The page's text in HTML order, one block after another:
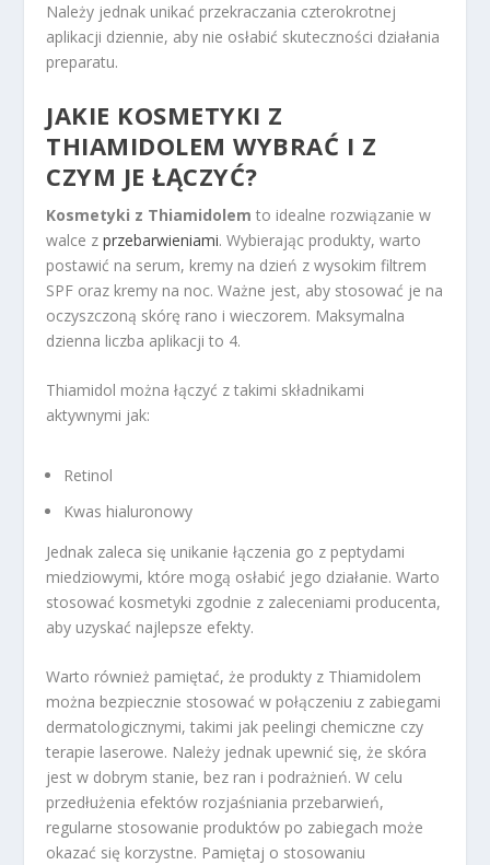
Należy jednak unikać przekraczania czterokrotnej
aplikacji dziennie, aby nie osłabić skuteczności działania
preparatu.
JAKIE KOSMETYKI Z
THIAMIDOLEM WYBRAĆ I Z
CZYM JE ŁĄCZYĆ?
Kosmetyki z Thiamidolem to idealne rozwiązanie w
walce zprzebarwieniami. Wybierając produkty, warto
postawić na serum, kremy na dzień z wysokim filtrem
SPF oraz kremy na noc. Ważne jest, aby stosować je na
oczyszczoną skórę rano i wieczorem. Maksymalna
dzienna liczba aplikacji to 4.
Thiamidol można łączyć z takimi składnikami
aktywnymi jak:
Retinol
Kwas hialuronowy
Jednak zaleca się unikanie łączenia go z peptydami
miedziowymi, które mogą osłabić jego działanie. Warto
stosować kosmetyki zgodnie z zaleceniami producenta,
aby uzyskać najlepsze efekty.
Warto również pamiętać, że produkty z Thiamidolem
można bezpiecznie stosować w połączeniu z zabiegami
dermatologicznymi, takimi jak peelingi chemiczne czy
terapie laserowe. Należy jednak upewnić się, że skóra
jest w dobrym stanie, bez ran i podrażnień. W celu
przedłużenia efektów rozjaśniania przebarwień,
regularne stosowanie produktów po zabiegach może
okazać się korzystne. Pamiętaj o stosowaniu